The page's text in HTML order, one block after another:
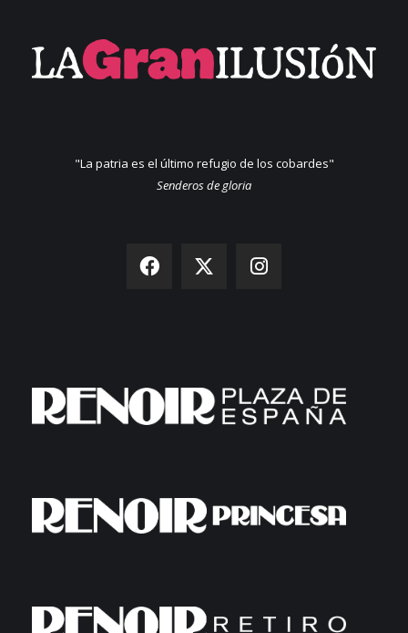
"La patria es el último refugio de los cobardes"
Senderos de gloria